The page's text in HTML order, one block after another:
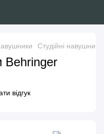
Студійні
Behringer
відгук